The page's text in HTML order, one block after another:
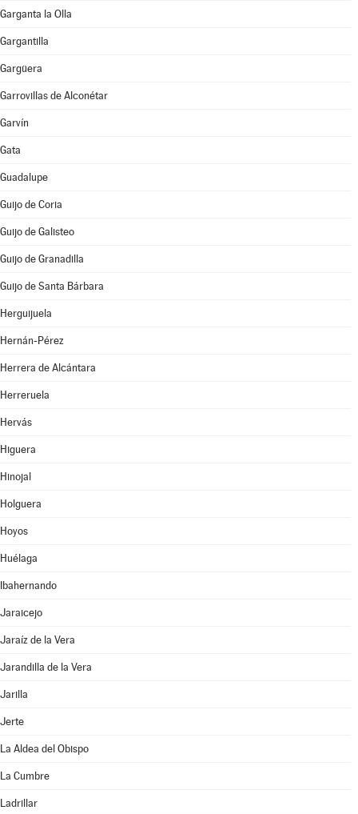
Garganta la Olla
Gargantilla
Gargüera
Garrovillas de Alconétar
Garvín
Gata
Guadalupe
Guijo de Coria
Guijo de Galisteo
Guijo de Granadilla
Guijo de Santa Bárbara
Herguijuela
Hernán-Pérez
Herrera de Alcántara
Herreruela
Hervás
Higuera
Hinojal
Holguera
Hoyos
Huélaga
Ibahernando
Jaraicejo
Jaraíz de la Vera
Jarandilla de la Vera
Jarilla
Jerte
La Aldea del Obispo
La Cumbre
Ladrillar